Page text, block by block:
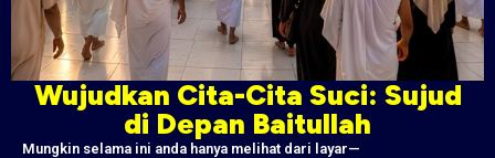
Wujudkan Cita-Cita Suci: Sujud
di Depan Baitullah
Mungkin selama ini anda hanya melihat dari layar—